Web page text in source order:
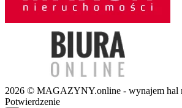
2026 © MAGAZYNY.online - wynajem hal
Potwierdzenie